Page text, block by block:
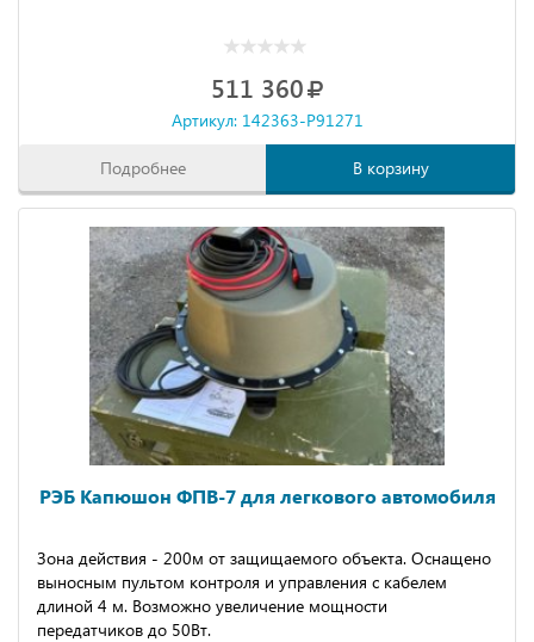
511 360
Артикул: 142363-P91271
Подробнее В корзину
РЭБ Капюшон ФПВ-7 для легкового автомобиля
Зона действия - 200м от защищаемого объекта. Оснащено
выносным пультом контроля и управления с кабелем
длиной 4 м. Возможно увеличение мощности
передатчиков до 50Вт.